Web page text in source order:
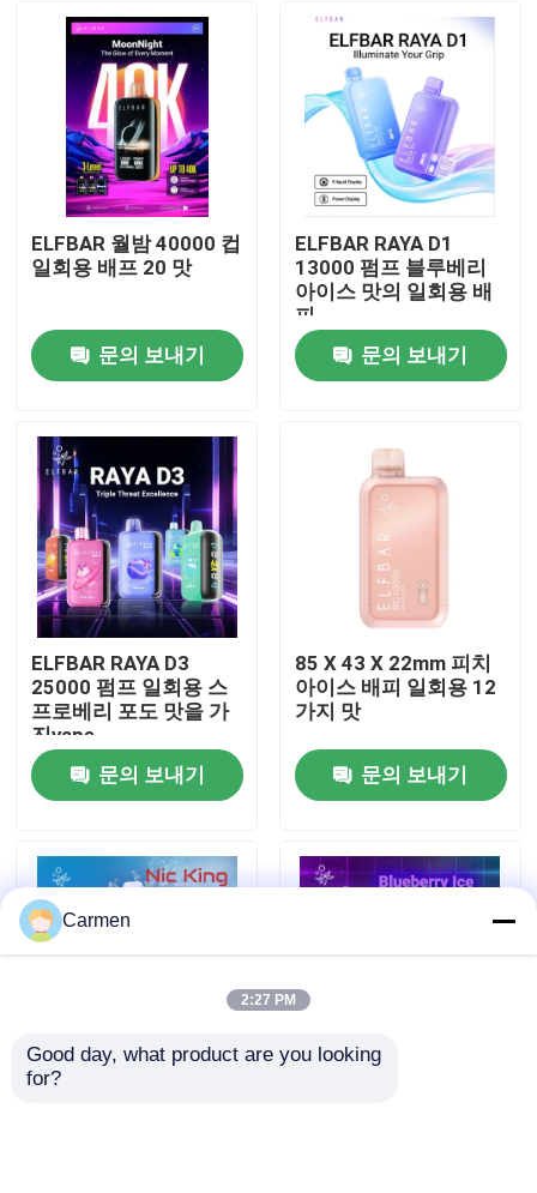
홈
제품 소개
회사 소개
공장 투어
품질 관리
연락처
ELFBAR 월밤 40000 컵
일회용 배프 20 맛
문의 보내기
ELFBAR RAYA D1
13000 펌프 블루베리
아이스 맛의 일회용 배
피
문의 보내기
ELFBAR RAYA D3
25000 펌프 일회용 스
프로베리 포도 맛을 가
진vape
문의 보내기
85 X 43 X 22mm 피치
아이스 배피 일회용 12
가지 맛
문의 보내기
엘프바르 닉링 개인화
Carmen
2:27 PM
Good day, what product are you looking
for?